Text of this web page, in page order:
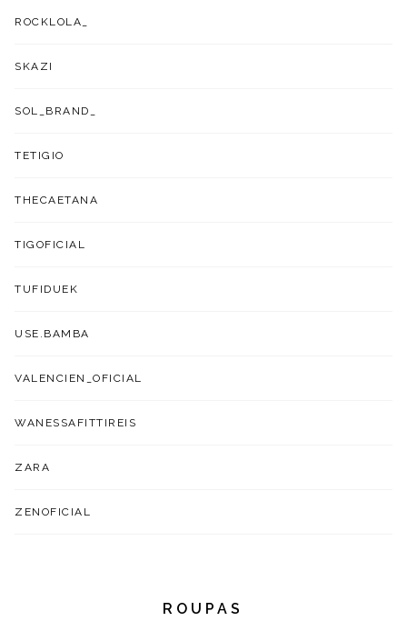
ROCKLOLA_
SKAZI
SOL_BRAND_
TETIGIO
THECAETANA
TIGOFICIAL
TUFIDUEK
USE.BAMBA
VALENCIEN_OFICIAL
WANESSAFITTIREIS
ZARA
ZENOFICIAL
ROUPAS